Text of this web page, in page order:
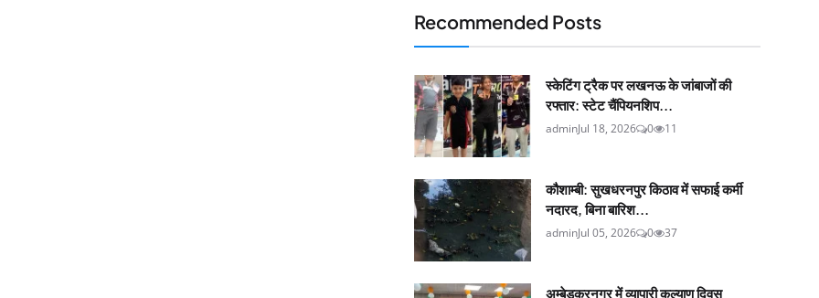
Recommended Posts
स्केटिंग ट्रैक पर लखनऊ के जांबाजों की
रफ्तार: स्टेट चैंपियनशिप...
adminJul 18, 2026 0 11
कौशाम्बी: सुखधरनपुर किठाव में सफाई कर्मी
नदारद, बिना बारिश...
adminJul 05, 2026 0 37
अम्बेडकरनगर में व्यापारी कल्याण दिवस